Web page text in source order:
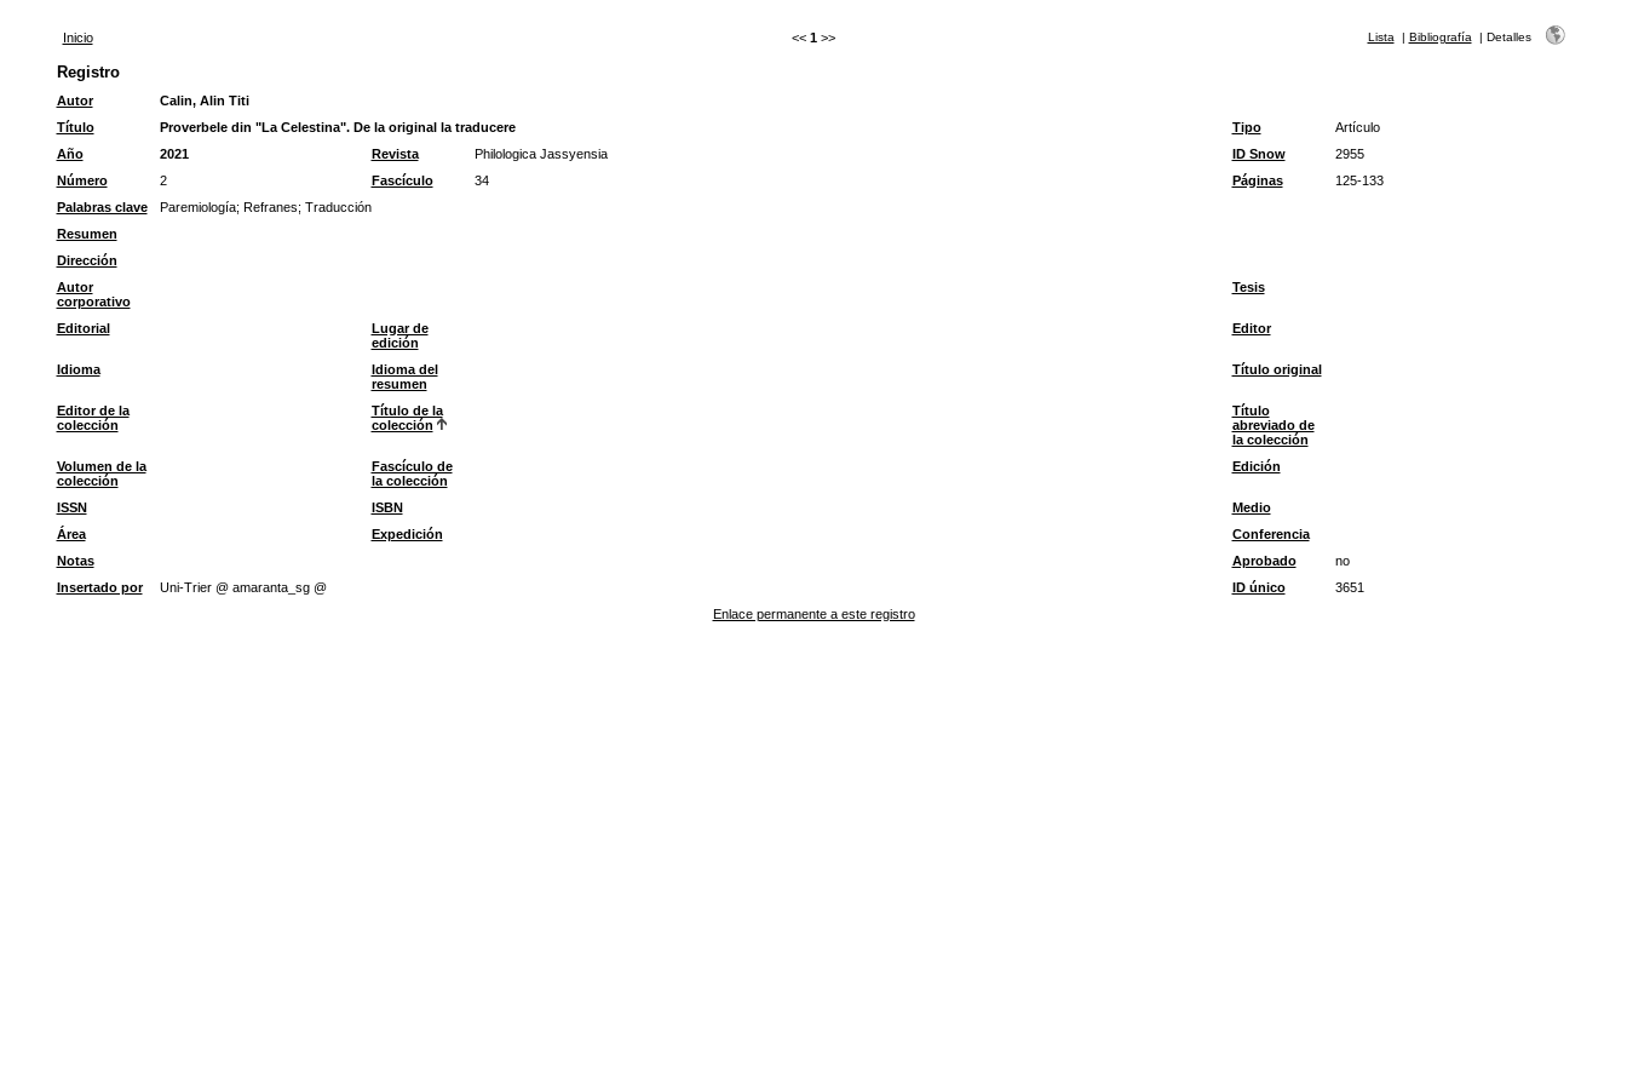
Inicio << 1 >> Lista | Bibliografía | Detalles
Registro
Autor
Calin, Alin Titi
Título
Proverbele din "La Celestina". De la original la traducere Tipo
Artículo
Año
2021 Revista Philologica Jassyensia ID Snow
2955
Número
2 Fascículo 34 Páginas
125-133
Palabras clave
Paremiología; Refranes; Traducción
Resumen
Dirección
Autor
corporativo
Tesis
Editorial
Lugar de
edición
Editor
Idioma
Idioma del
resumen
Título original
Editor de la
colección
Título de la
colección
Título
abreviado de
la colección
Volumen de la
colección
Fascículo de
la colección
Edición
ISSN ISBN
Medio
Área
Expedición
Conferencia
Notas
Aprobado
no
Insertado por
Uni-Trier @ amaranta_sg @ ID único
3651
Enlace permanente a este registro